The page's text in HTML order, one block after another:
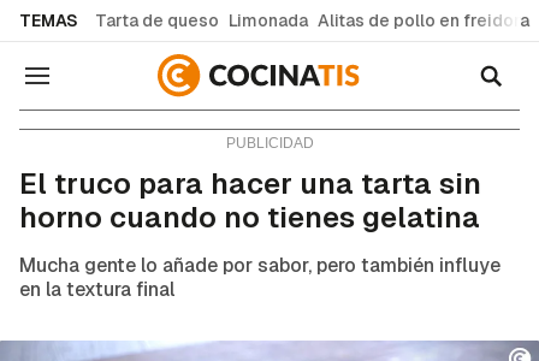
TEMAS Tarta de queso Limonada Alitas de pollo en freidora
Navegación
El truco para hacer una tarta sin
horno cuando no tienes gelatina
Mucha gente lo añade por sabor, pero también influye
en la textura final